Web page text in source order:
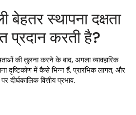
बेहतर स्थापना दक्षता
करती है?
की तुलना करने के बाद, अगला व्यावहारिक
दृष्टिकोण में कैसे भिन्न हैं, प्रारंभिक लागत, और
दीर्घकालिक वित्तीय प्रभाव.